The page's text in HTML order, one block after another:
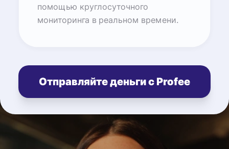
помощью круглосуточного
мониторинга в реальном времени.
Отправляйте деньги с Profee